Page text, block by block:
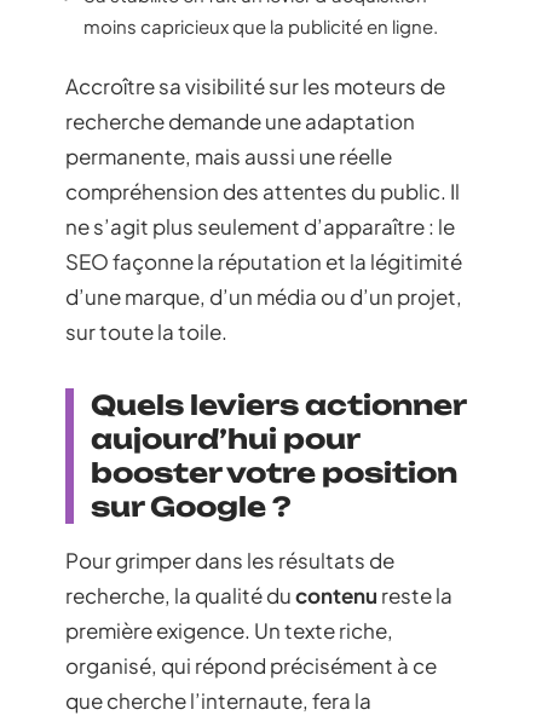
moins capricieux que la publicité en ligne.
Accroître sa visibilité sur les moteurs de
recherche demande une adaptation
permanente, mais aussi une réelle
compréhension des attentes du public. Il
ne s’agit plus seulement d’apparaître : le
SEO façonne la réputation et la légitimité
d’une marque, d’un média ou d’un projet,
sur toute la toile.
Quels leviers actionner
aujourd’hui pour
booster votre position
sur Google ?
Pour grimper dans les résultats de
recherche, la qualité ducontenu reste la
première exigence. Un texte riche,
organisé, qui répond précisément à ce
que cherche l’internaute, fera la